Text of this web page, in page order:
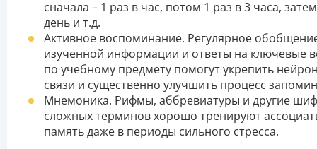
сначала – 1 раз в час, потом 1 раз в 3 часа,
день и т.д.
Активное воспоминание. Регулярное
изученной информации и ответы на ключевые
по учебному предмету помогут укрепить
связи и существенно улучшить процесс
Мнемоника. Рифмы, аббревиатуры и другие
сложных терминов хорошо тренируют
память даже в периоды сильного стресса.